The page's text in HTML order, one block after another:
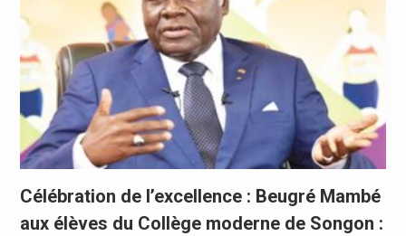
Célébration de l’excellence : Beugré Mambé
aux élèves du Collège moderne de Songon :